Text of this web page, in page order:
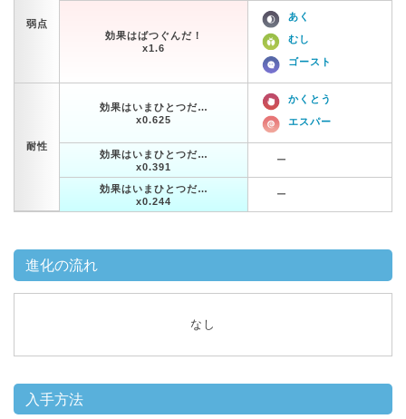
弱点
効果はばつぐんだ！
x1.6
あく
むし
ゴースト
耐性
効果はいまひとつだ…
x0.625
かくとう
エスパー
効果はいまひとつだ…
x0.391
ー
効果はいまひとつだ…
x0.244
ー
進化の流れ
なし
入手方法